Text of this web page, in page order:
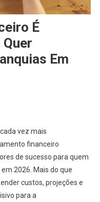
É
Em
vez mais
financeiro
de sucesso para quem
2026. Mais do que
custos, projeções e
para a